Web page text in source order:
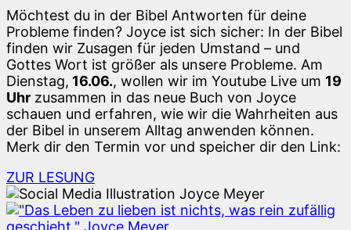
Möchtest du in der Bibel Antworten für deine
Probleme finden? Joyce ist sich sicher: In der Bibel
finden wir Zusagen für jeden Umstand – und
Gottes Wort ist größer als unsere Probleme. Am
Dienstag, 16.06., wollen wir im Youtube Live um 19
Uhr zusammen in das neue Buch von Joyce
schauen und erfahren, wie wir die Wahrheiten aus
der Bibel in unserem Alltag anwenden können.
Merk dir den Termin vor und speicher dir den Link:
ZUR LESUNG